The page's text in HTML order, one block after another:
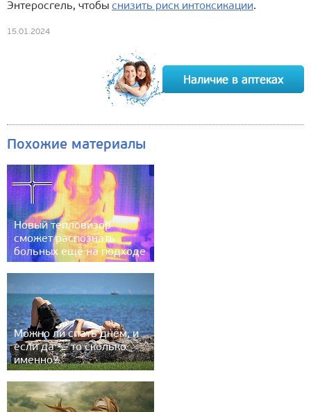
Энтеросгель, чтобы снизить риск интоксикации.
15.01.2024
Похожие материалы
Новый тепловизор
сможет распознать
больных ещё на подходе
Можно ли спать днём, и
если да — то сколько
именно?